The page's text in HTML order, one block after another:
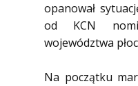
opanował
od KCN
województwa
Na początku